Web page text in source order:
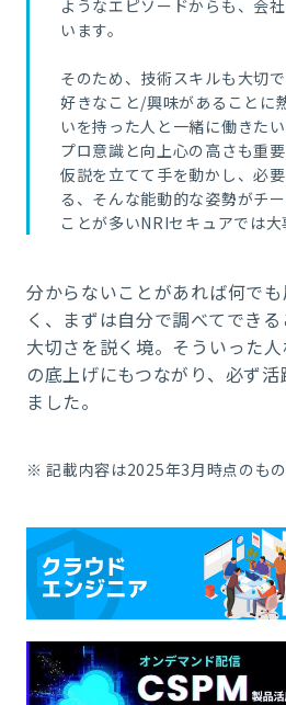
ようなエピソードからも、会
います。
そのため、技術スキルも大切
好きなこと/興味があることに
いを持った人と一緒に働きた
プロ意識と向上心の高さも重
仮説を立てて手を動かし、必
る、そんな能動的な姿勢がチ
ことが多いNRIセキュアでは大
分からないことがあれば何で
く、まずは自分で調べてでき
大切さを説く境。そういった
の底上げにもつながり、必ず
ました。
※ 記載内容は2025年3月時点のも